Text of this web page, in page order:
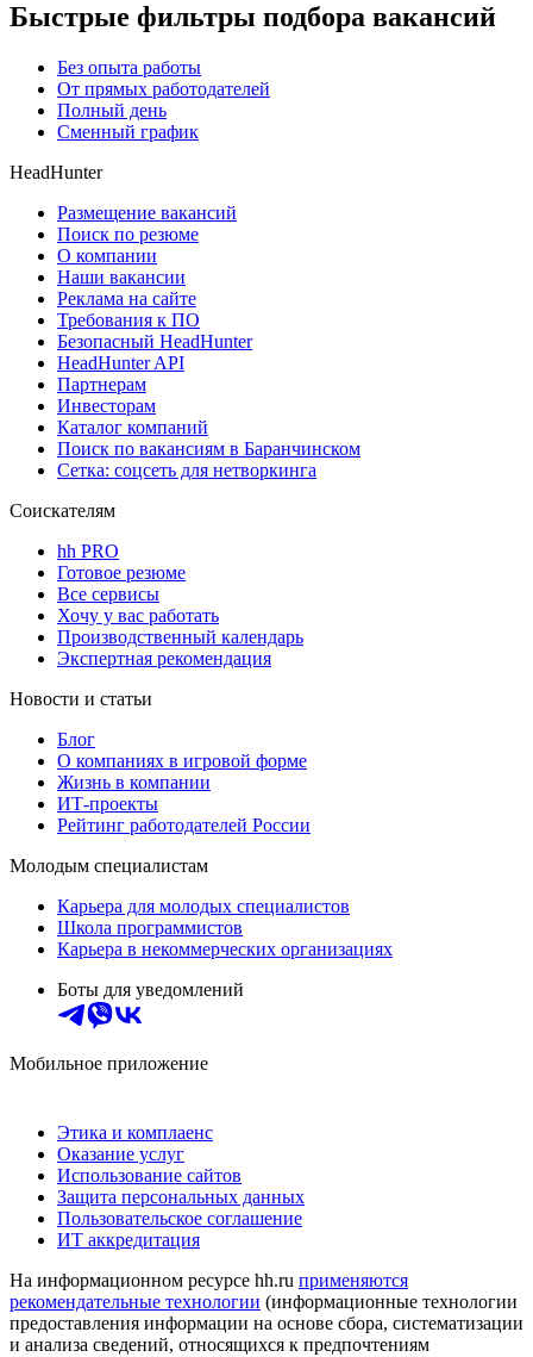
Быстрые фильтры подбора вакансий
Без опыта работы
От прямых работодателей
Полный день
Сменный график
HeadHunter
Размещение вакансий
Поиск по резюме
О компании
Наши вакансии
Реклама на сайте
Требования к ПО
Безопасный HeadHunter
HeadHunter API
Партнерам
Инвесторам
Каталог компаний
Поиск по вакансиям в Баранчинском
Сетка: соцсеть для нетворкинга
Соискателям
hh PRO
Готовое резюме
Все сервисы
Хочу у вас работать
Производственный календарь
Экспертная рекомендация
Новости и статьи
Блог
О компаниях в игровой форме
Жизнь в компании
ИТ-проекты
Рейтинг работодателей России
Молодым специалистам
Карьера для молодых специалистов
Школа программистов
Карьера в некоммерческих организациях
Боты для уведомлений
Мобильное приложение
Этика и комплаенс
Оказание услуг
Использование сайтов
Защита персональных данных
Пользовательское соглашение
ИТ аккредитация
На информационном ресурсе hh.ru применяются
рекомендательные технологии (информационные технологии
предоставления информации на основе сбора, систематизации
и анализа сведений, относящихся к предпочтениям